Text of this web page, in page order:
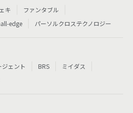
キ
ファンタブル
edge パーソルクロステクノロジー
ェント BRS
ミイダス